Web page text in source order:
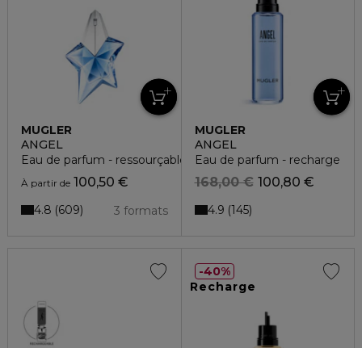
MUGLER
ANGEL
Eau de parfum - ressourçable
À partir de 100,50 €
3 formats
4.8 609
MUGLER
ANGEL
Eau de parfum - recharge
100,80 €
168,00 €
4.9 145
Recharge
40%